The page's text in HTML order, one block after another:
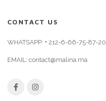
CONTACT US
WHATSAPP: + 212-6-66-75-87-20
EMAIL: contact@malina.ma